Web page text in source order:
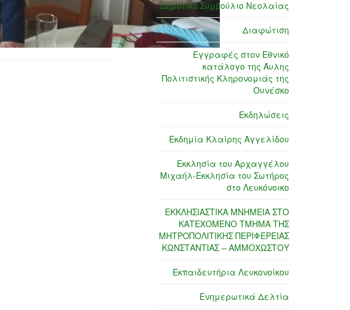
Δημοτικό Συμβούλιο Νεολαίας
Διαφώτιση
Εγγραφές στον Εθνικό
κατάλογο της Άυλης
Πολιτιστικής Κληρονομιάς της
Ουνέσκο
Εκδηλώσεις
Εκδημία Κλαίρης Αγγελίδου
Εκκλησία του Αρχαγγέλου
Μιχαήλ-Εκκλησία του Σωτήρος
στο Λευκόνοικο
ΕΚΚΛΗΣΙΑΣΤΙΚΑ ΜΝΗΜΕΙΑ ΣΤΟ
ΚΑΤΕΧΟΜΕΝΟ ΤΜΗΜΑ ΤΗΣ
ΜΗΤΡΟΠΟΛΙΤΙΚΗΣ ΠΕΡΙΦΕΡΕΙΑΣ
ΚΩΝΣΤΑΝΤΙΑΣ – ΑΜΜΟΧΩΣΤΟΥ
Εκπαιδευτήρια Λευκονοίκου
Ενημερωτικά Δελτία